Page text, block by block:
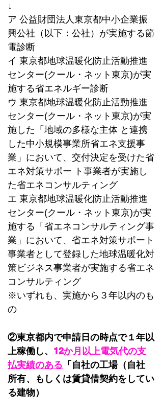
↓
ア 公益財団法人東京都中小企業振
興公社（以下：公社）が実施する節
電診断
イ 東京都地球温暖化防止活動推進
センター(クール・ネット東京)が実
施する省エネルギー診断
ウ 東京都地球温暖化防止活動推進
センター(クール・ネット東京)が実
施した「地域の多様な主体 と連携
した中小規模事業所省エネ支援事
業」において、交付決定を受けた省
エネ対策サポー ト事業者が実施し
た省エネコンサルティング
エ 東京都地球温暖化防止活動推進
センター(クール・ネット東京)が実
施する「省エネコンサルティング事
業」において、省エネ対策サポート
事業者として登録した地球温暖化対
策ビジネス事業者が実施する省エネ
コンサルティング
※いずれも、実施から３年以内のも
の
②東京都内で申請日の時点で１年以
上稼働し、 12か月以上電気代の支
払実績のある 「自社の工場（自社
所有、もしくは賃貸借契約をしてい
る建物）